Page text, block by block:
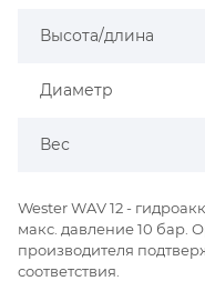
Высота/длина
Диаметр
Вес
Wester WAV 12 -
макс. давление 10 бар.
производителя
соответствия.